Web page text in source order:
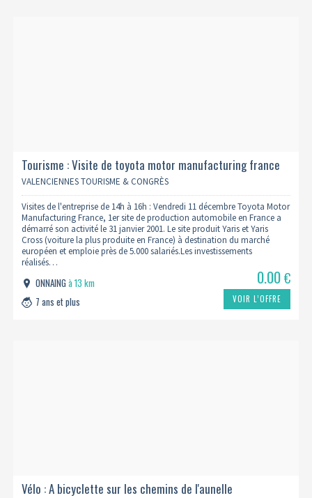
Tourisme : Visite de toyota motor manufacturing france
11/12 (complet)
VALENCIENNES TOURISME & CONGRÈS
Visites de l'entreprise de 14h à 16h : Vendredi 11 décembre Toyota Motor
Manufacturing France, 1er site de production automobile en France a
démarré son activité le 31 janvier 2001. Le site produit Yaris et Yaris
Cross (voiture la plus produite en France) à destination du marché
européen et emploie près de 5.000 salariés.Les investissements
réalisés…
ONNAINGà 13 km
7 ans et plus
0.00€
VOIR L’OFFRE
Vélo : A bicyclette sur les chemins de l'aunelle